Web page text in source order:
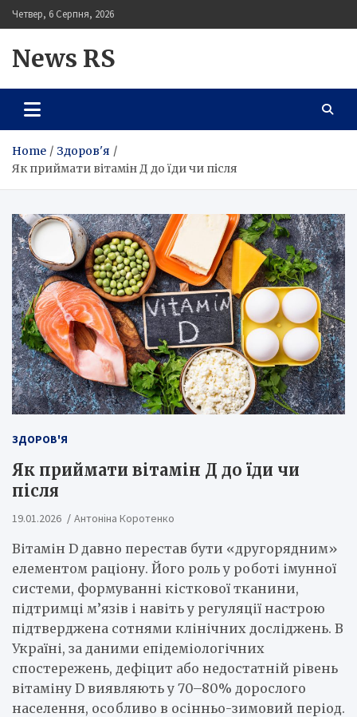
Skip
to
Четвер, 6 Серпня, 2026
News RS
Home
Здоров'я
Як приймати вітамін Д до їди чи після
ЗДОРОВ'Я
Як приймати вітамін Д до їди чи
після
19.01.2026 Антоніна Коротенко
Вітамін D давно перестав бути «другорядним»
елементом раціону. Його роль у роботі імунної
системи, формуванні кісткової тканини,
підтримці м’язів і навіть у регуляції настрою
підтверджена сотнями клінічних досліджень. В
Україні, за даними епідеміологічних
спостережень, дефіцит або недостатній рівень
вітаміну D виявляють у 70–80% дорослого
населення, особливо в осінньо-зимовий період.